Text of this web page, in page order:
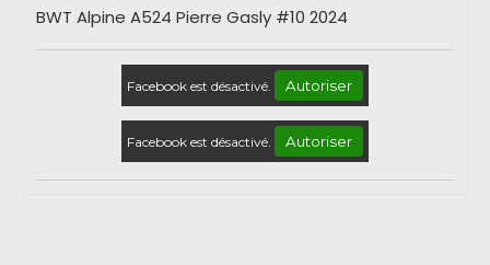
BWT Alpine A524 Pierre Gasly #10 2024
Facebook est désactivé. Autoriser
Facebook est désactivé. Autoriser